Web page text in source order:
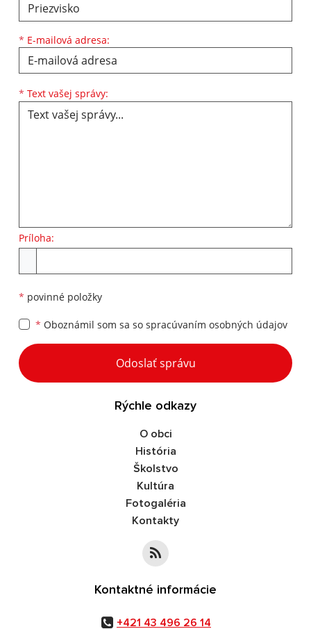
* E-mailová adresa:
* Text vašej správy:
Príloha:
* povinné položky
* Oboznámil som sa so spracúvaním osobných údajov
Google reCaptcha Response
Odoslať správu
Rýchle odkazy
O obci
História
Školstvo
Kultúra
Fotogaléria
Kontakty
Kontaktné informácie
+421 43 496 26 14